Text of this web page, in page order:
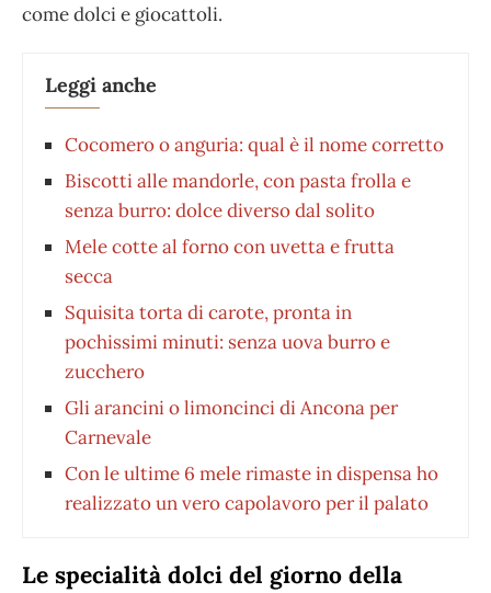
come dolci e giocattoli.
Leggi anche
Cocomero o anguria: qual è il nome corretto
Biscotti alle mandorle, con pasta frolla e
senza burro: dolce diverso dal solito
Mele cotte al forno con uvetta e frutta
secca
Squisita torta di carote, pronta in
pochissimi minuti: senza uova burro e
zucchero
Gli arancini o limoncinci di Ancona per
Carnevale
Con le ultime 6 mele rimaste in dispensa ho
realizzato un vero capolavoro per il palato
Le specialità dolci del giorno della